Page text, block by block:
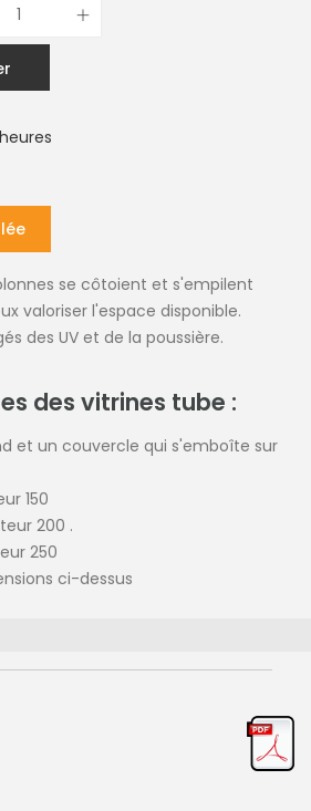
se côtoient et s'empilent
valoriser l'espace disponible.
des UV et de la poussière.
des vitrines tube :
et un couvercle qui s'emboîte sur
150
200 .
250
ci-dessus